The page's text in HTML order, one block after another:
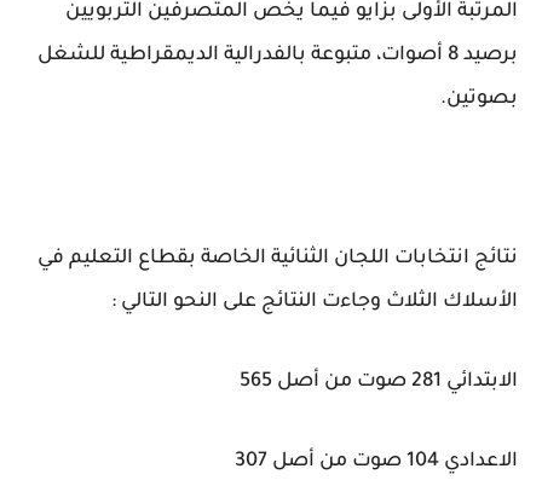
المرتبة الأولى بزايو فيما يخص المتصرفين التربويين
برصيد 8 أصوات، متبوعة بالفدرالية الديمقراطية للشغل
بصوتين.
نتائج انتخابات اللجان الثنائية الخاصة بقطاع التعليم في
الأسلاك الثلاث وجاءت النتائج على النحو التالي :
الابتدائي 281 صوت من أصل 565
الاعدادي 104 صوت من أصل 307